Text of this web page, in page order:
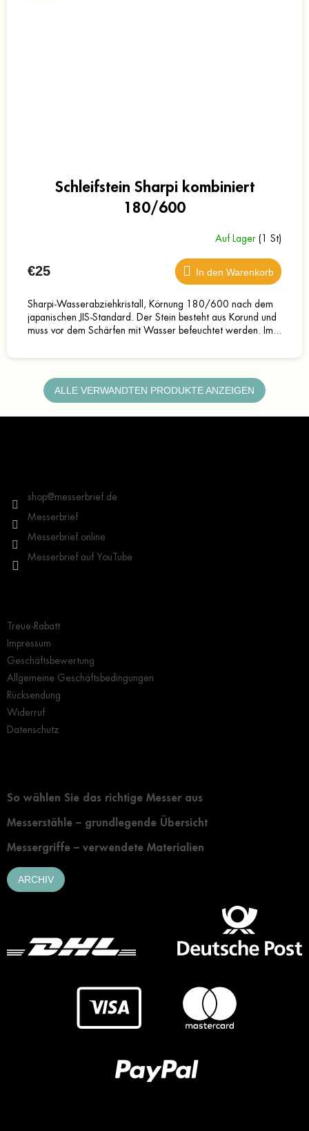
Schleifstein Sharpi kombiniert
180/600
Auf Lager (1 St)
€25 In den Warenkorb
Sharpi-Wasserabziehkristall, Körnung 180/600 nach dem
japanischen JIS-Standard. Der Stein besteht aus Korund und
muss vor dem Schärfen mit Wasser befeuchtet werden. Im...
ALLE VERWANDTEN PRODUKTE ANZEIGEN
shop@messerbrief.de
Messerbrief
Messerbrief.online
Messerbrief auf YouTube
Treue-Rabatt
Impressum
Geschäftsbewertung
Allgemeine Geschäftsbedingungen
Rücksendung
Widerruf
Datenschutz
So wählen Sie das richtige Messer aus
Messerstähle – grundlegende Übersicht
Messergriffe – verwendete Materialien
ARCHIV